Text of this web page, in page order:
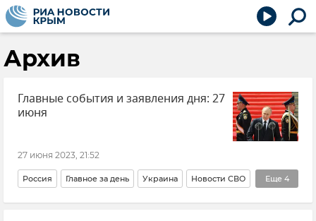
Архив
Главные события и заявления дня: 27
июня
27 июня 2023, 21:52
Еще 4
Россия Главное за день Украина Новости СВО
Потери ВСУ